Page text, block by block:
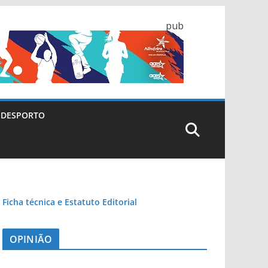
pub
DESPORTO
Ficha técnica e Estatuto Editorial
OPINIÃO